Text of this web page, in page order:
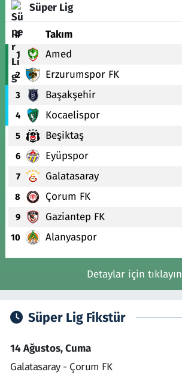
Süper Lig
# Takım
1 Amed
2 Erzurumspor FK
3 Başakşehir
4 Kocaelispor
5 Beşiktaş
6 Eyüpspor
7 Galatasaray
8 Çorum FK
9 Gaziantep FK
10 Alanyaspor
Detaylar için tıklayın
Süper Lig Fikstür
14 Ağustos, Cuma
Galatasaray - Çorum FK